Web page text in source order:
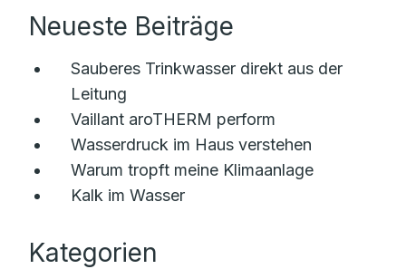
Neueste Beiträge
Sauberes Trinkwasser direkt aus der
Leitung
Vaillant aroTHERM perform
Wasserdruck im Haus verstehen
Warum tropft meine Klimaanlage
Kalk im Wasser
Kategorien